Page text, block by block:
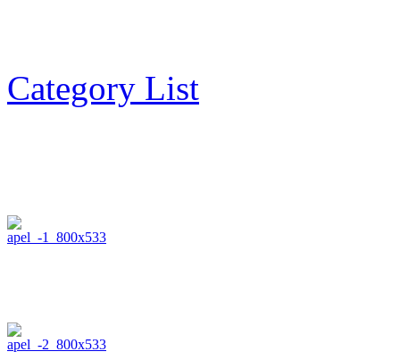
Category List